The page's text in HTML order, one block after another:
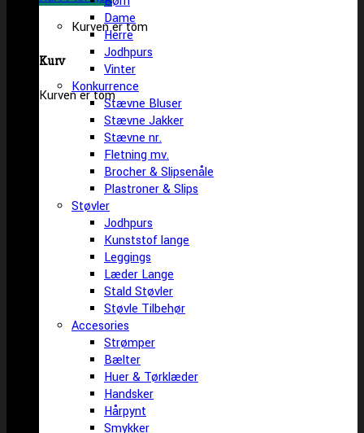
Kurven er tom
Kurv
Kurven er tom
Dame
Herre
Jodhpurs
Vinter
Konkurrence
Stævne Bluser
Stævne Jakker
Stævne nr.
Fletning mv.
Brocher & Slipsenåle
Plastroner & Slips
Støvler
Jodhpurs
Kunststof lange
Leggings
Læder Lange
Stald Støvler
Støvle Tilbehør
Accesories
Strømper
Bælter
Huer & Tørklæder
Handsker
Hårpynt
Smykker